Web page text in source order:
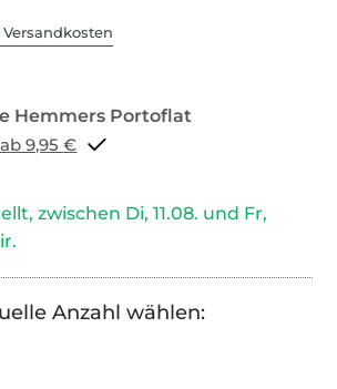
Versandkosten
Portoflat schon ab 9,95 €
zwischen Di, 11.08. und Fr,
Anzahl wählen: